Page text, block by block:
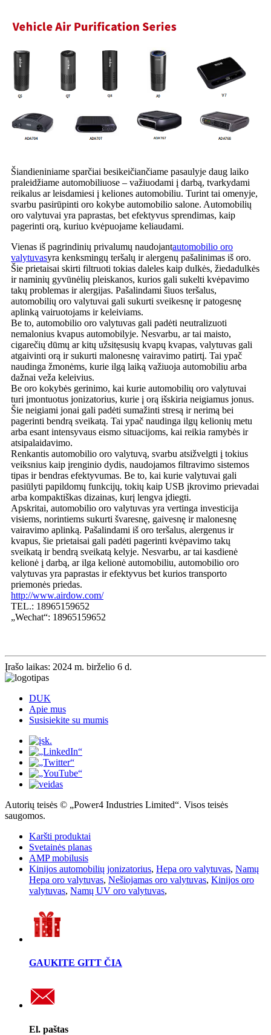
Šiandieniniame sparčiai besikeičiančiame pasaulyje daug laiko
praleidžiame automobiliuose – važiuodami į darbą, tvarkydami
reikalus ar leisdamiesi į keliones automobiliu. Turint tai omenyje,
svarbu pasirūpinti oro kokybe automobilio salone. Automobilių
oro valytuvai yra paprastas, bet efektyvus sprendimas, kaip
pagerinti orą, kuriuo kvėpuojame keliaudami.
Vienas iš pagrindinių privalumų naudojantautomobilio oro
valytuvasyra kenksmingų teršalų ir alergenų pašalinimas iš oro.
Šie prietaisai skirti filtruoti tokias daleles kaip dulkės, žiedadulkės
ir naminių gyvūnėlių pleiskanos, kurios gali sukelti kvėpavimo
takų problemas ir alergijas. Pašalindami šiuos teršalus,
automobilių oro valytuvai gali sukurti sveikesnę ir patogesnę
aplinką vairuotojams ir keleiviams.
Be to, automobilio oro valytuvas gali padėti neutralizuoti
nemalonius kvapus automobilyje. Nesvarbu, ar tai maisto,
cigarečių dūmų ar kitų užsitęsusių kvapų kvapas, valytuvas gali
atgaivinti orą ir sukurti malonesnę vairavimo patirtį. Tai ypač
naudinga žmonėms, kurie ilgą laiką važiuoja automobiliu arba
dažnai veža keleivius.
Be oro kokybės gerinimo, kai kurie automobilių oro valytuvai
turi įmontuotus jonizatorius, kurie į orą išskiria neigiamus jonus.
Šie neigiami jonai gali padėti sumažinti stresą ir nerimą bei
pagerinti bendrą sveikatą. Tai ypač naudinga ilgų kelionių metu
arba esant intensyvaus eismo situacijoms, kai reikia ramybės ir
atsipalaidavimo.
Renkantis automobilio oro valytuvą, svarbu atsižvelgti į tokius
veiksnius kaip įrenginio dydis, naudojamos filtravimo sistemos
tipas ir bendras efektyvumas. Be to, kai kurie valytuvai gali
pasiūlyti papildomų funkcijų, tokių kaip USB įkrovimo prievadai
arba kompaktiškas dizainas, kurį lengva įdiegti.
Apskritai, automobilio oro valytuvas yra vertinga investicija
visiems, norintiems sukurti švaresnę, gaivesnę ir malonesnę
vairavimo aplinką. Pašalindami iš oro teršalus, alergenus ir
kvapus, šie prietaisai gali padėti pagerinti kvėpavimo takų
sveikatą ir bendrą sveikatą kelyje. Nesvarbu, ar tai kasdienė
kelionė į darbą, ar ilga kelionė automobiliu, automobilio oro
valytuvas yra paprastas ir efektyvus bet kurios transporto
priemonės priedas.
http://www.airdow.com/
TEL.: 18965159652
„Wechat“: 18965159652
Įrašo laikas: 2024 m. birželio 6 d.
DUK
Apie mus
Susisiekite su mumis
Autorių teisės © „Power4 Industries Limited“. Visos teisės
saugomos.
Karšti produktai
Svetainės planas
AMP mobilusis
Kinijos automobilių jonizatorius, Hepa oro valytuvas, Namų
Hepa oro valytuvas, Nešiojamas oro valytuvas, Kinijos oro
valytuvas, Namų UV oro valytuvas,
GAUKITE GITT ČIA
El. paštas